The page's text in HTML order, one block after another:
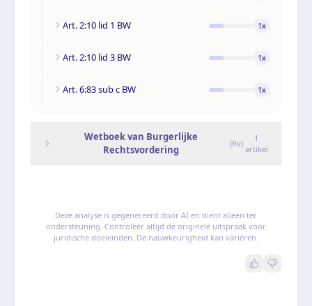
Art. 2:10 lid 1 BW 1x
Art. 2:10 lid 3 BW 1x
Art. 6:83 sub c BW 1x
Wetboek van Burgerlijke
Rechtsvordering
(Rv)
1
artikel
Deze analyse is gegenereerd door AI en dient alleen ter
ondersteuning. Controleer altijd de originele uitspraak voor
juridische doeleinden. De nauwkeurigheid kan variëren.